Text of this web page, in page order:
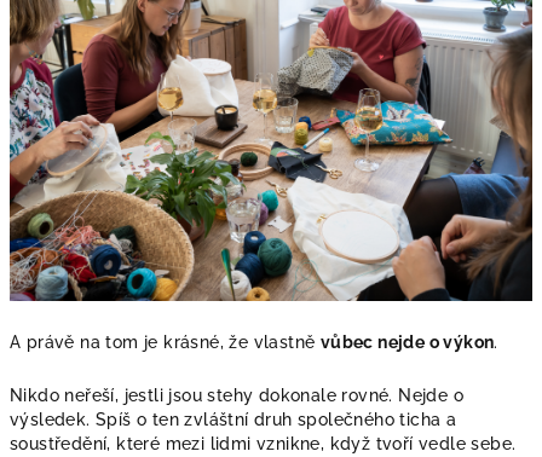
A právě na tom je krásné, že vlastně vůbec nejde o výkon.
Nikdo neřeší, jestli jsou stehy dokonale rovné. Nejde o
výsledek. Spíš o ten zvláštní druh společného ticha a
soustředění, které mezi lidmi vznikne, když tvoří vedle sebe.